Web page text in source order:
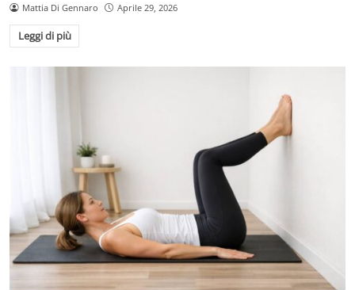
Mattia Di Gennaro Aprile 29, 2026
Leggi di più